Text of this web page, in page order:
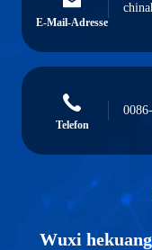
E-Mail-Adresse
Telefon
Wuxi